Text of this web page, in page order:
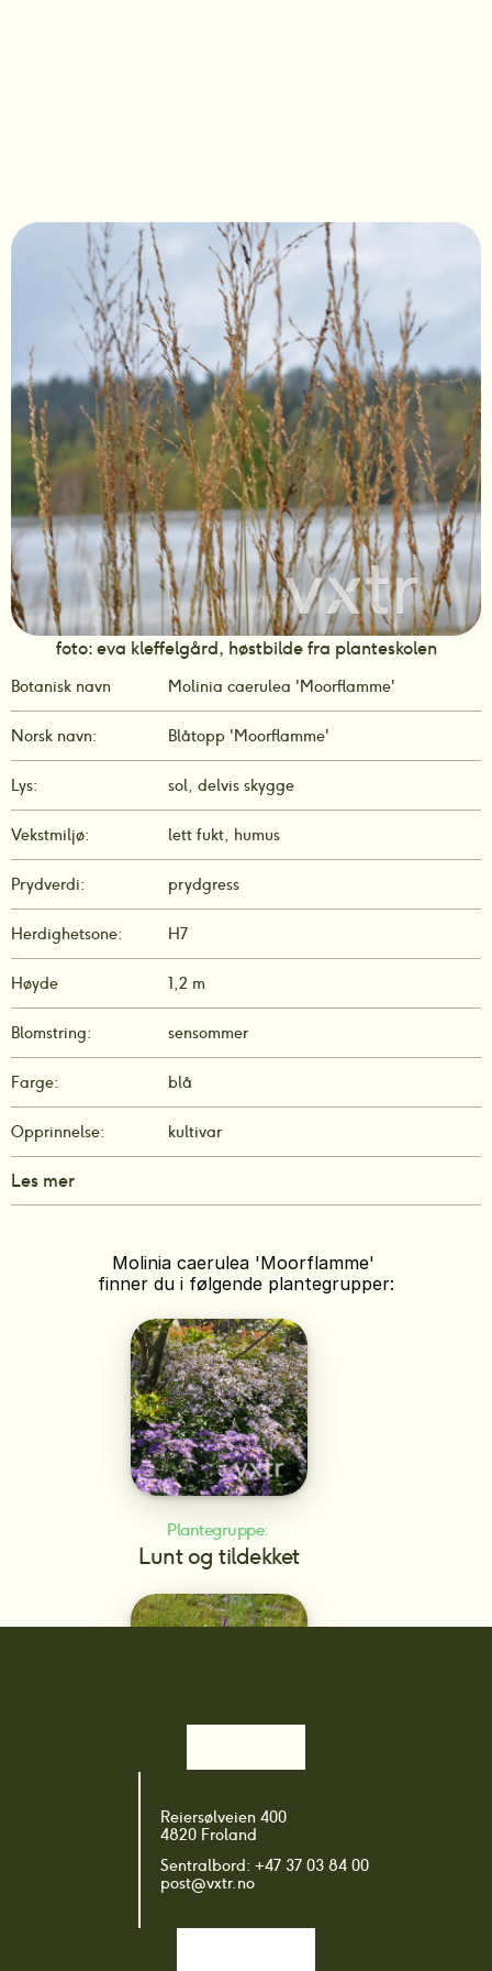
Botanisk navn Molinia caerulea 'Moorflamme'
Norsk navn: Blåtopp 'Moorflamme'
Lys: sol, delvis skygge
Vekstmiljø: lett fukt, humus
Prydverdi: prydgress
Herdighetsone: H7
Høyde 1,2 m
Blomstring: sensommer
Farge: blå
Opprinnelse: kultivar
foto: eva kleffelgård, høstbilde fra planteskolen
Les mer
Molinia caerulea 'Moorflamme'
finner du i følgende plantegrupper:
Plantegruppe:
Lunt og tildekket
Regnbed/Vadi – Vått og fuktig
Reiersølveien 400
4820 Froland
Sentralbord: +47 37 03 84 00
post@vxtr.no